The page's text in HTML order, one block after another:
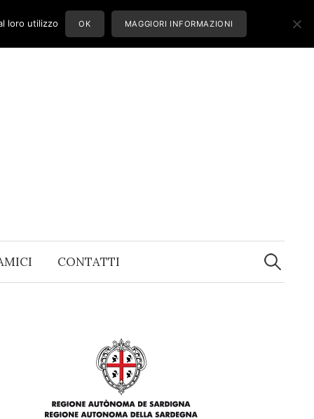
CONTATTI
Ricerca
per:
loro utilizzo OK MAGGIORI INFORMAZIONI